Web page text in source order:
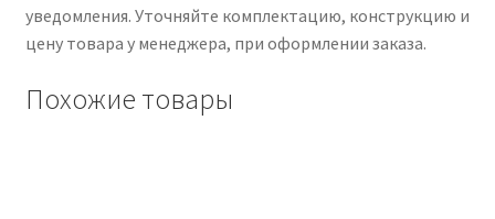
уведомления. Уточняйте комплектацию, конструкцию и
цену товара у менеджера, при оформлении заказа.
Похожие товары